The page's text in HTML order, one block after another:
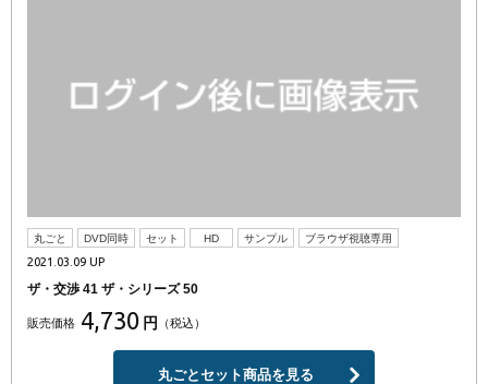
丸ごと DVD同時 セット HD サンプル ブラウザ視聴専用
2021.03.09 UP
ザ・交渉 41 ザ・シリーズ 50
販売価格 4,730 円 （税込）
丸ごとセット商品を見る